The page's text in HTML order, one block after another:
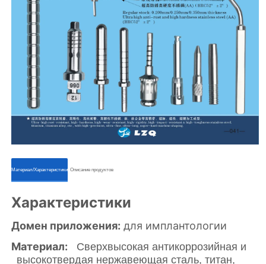
ㅤㅤМатериал/Характеристикиㅤㅤ ㅤㅤОписание продуктовㅤㅤ